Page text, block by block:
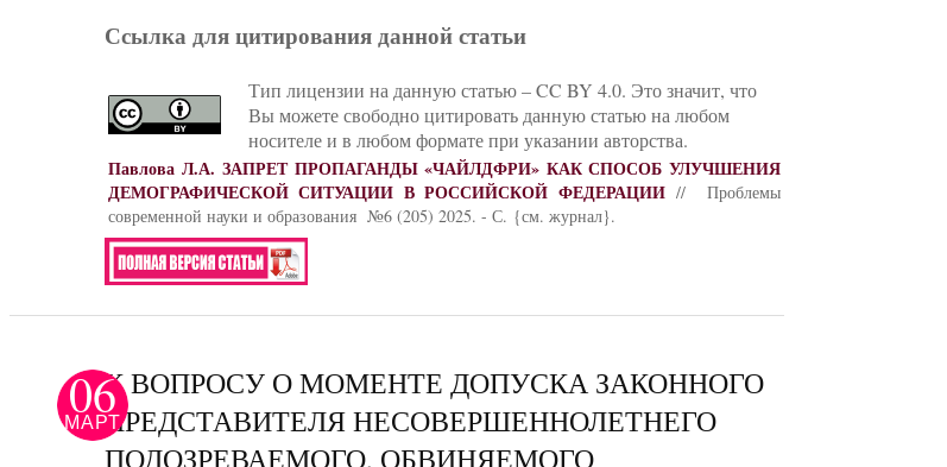
Ссылка для цитирования данной статьи
Тип лицензии на данную статью – CC BY 4.0. Это значит, что
Вы можете свободно цитировать данную статью на любом
носителе и в любом формате при указании авторства.
Павлова Л.А.ЗАПРЕТ ПРОПАГАНДЫ «ЧАЙЛДФРИ» КАК СПОСОБ УЛУЧШЕНИЯ
ДЕМОГРАФИЧЕСКОЙ СИТУАЦИИ В РОССИЙСКОЙ ФЕДЕРАЦИИ // Проблемы
современной науки и образования №6 (205) 2025. - С. {см. журнал}.
К ВОПРОСУ О МОМЕНТЕ ДОПУСКА ЗАКОННОГО
ПРЕДСТАВИТЕЛЯ НЕСОВЕРШЕННОЛЕТНЕГО
ПОДОЗРЕВАЕМОГО, ОБВИНЯЕМОГО
06
МАРТ